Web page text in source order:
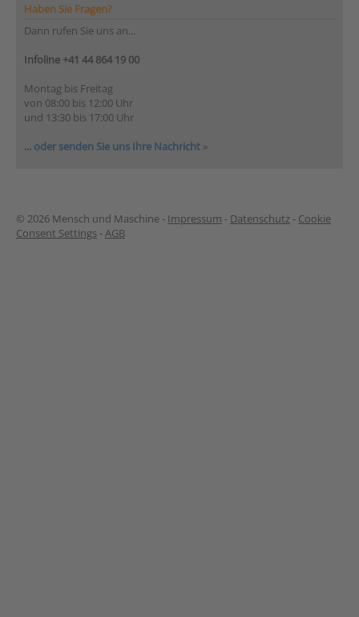
Haben Sie Fragen?
Dann rufen Sie uns an...
Infoline +41 44 864 19 00
Montag bis Freitag
von 08:00 bis 12:00 Uhr
und 13:30 bis 17:00 Uhr
... oder senden Sie uns Ihre Nachricht »
© 2026 Mensch und Maschine - Impressum - Datenschutz- Cookie
Consent Settings-AGB